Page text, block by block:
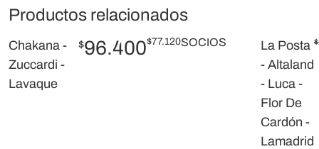
Productos relacionados
Chakana -
Zuccardi -
Lavaque
$96.400$77.120SOCIOS
La Posta
- Altaland
- Luca -
Flor De
Cardón -
Lamadrid
$